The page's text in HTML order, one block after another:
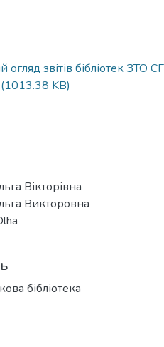
огляд звітів бібліотек ЗТО
(1013.38 KB)
Вікторівна
Викторовна
бібліотека